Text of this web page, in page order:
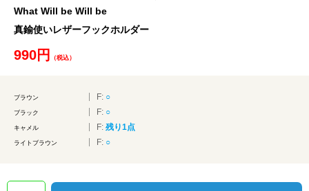
What Will be Will be
真鍮使いレザーフックホルダー
990円 （税込）
ブラウン F: ○
ブラック F: ○
キャメル F: 残り1点
ライトブラウン F: ○